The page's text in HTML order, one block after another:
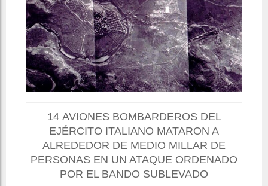
14 AVIONES BOMBARDEROS DEL
EJÉRCITO ITALIANO MATARON A
ALREDEDOR DE MEDIO MILLAR DE
PERSONAS EN UN ATAQUE ORDENADO
POR EL BANDO SUBLEVADO